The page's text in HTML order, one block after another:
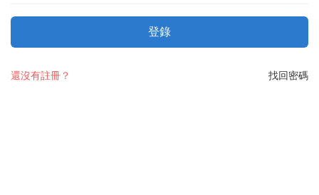
登錄
找回密碼
還沒有註冊？